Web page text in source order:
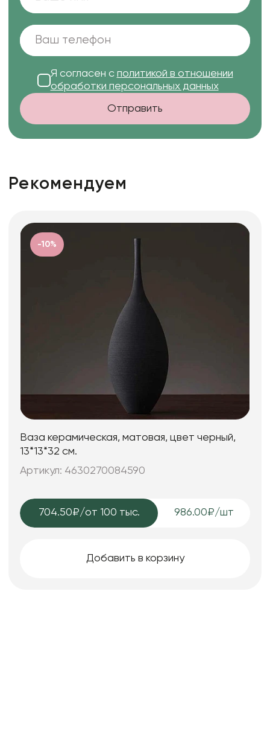
Я согласен с политикой в отношении
обработки персональных данных
Отправить
Рекомендуем
-10%
Ваза керамическая, матовая, цвет черный,
13*13*32 см.
Артикул: 4630270084590
704.50₽/от 100 тыс. 986.00₽/шт
Добавить в корзину